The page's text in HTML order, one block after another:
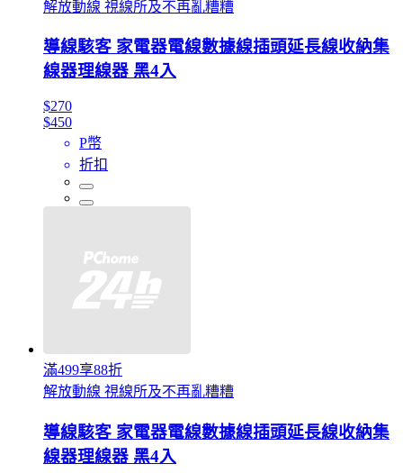
解放動線 視線所及不再亂糟糟
導線駭客 家電器電線數據線插頭延長線收納集
線器理線器 黑4入
$270
$450
P幣
折扣
滿499享88折
解放動線 視線所及不再亂糟糟
導線駭客 家電器電線數據線插頭延長線收納集
線器理線器 黑4入